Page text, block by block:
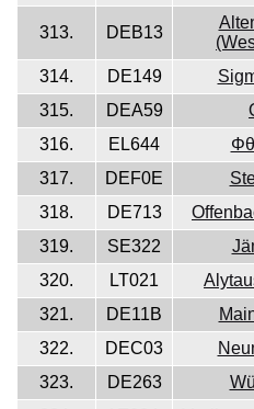
313. DEB13
314. DE149
315.
DEA59
316.
EL644
317.
DEF0E
318.
DE713
319.
SE322
320.
LT021
321.
DE11B
322.
DEC03
323.
DE263